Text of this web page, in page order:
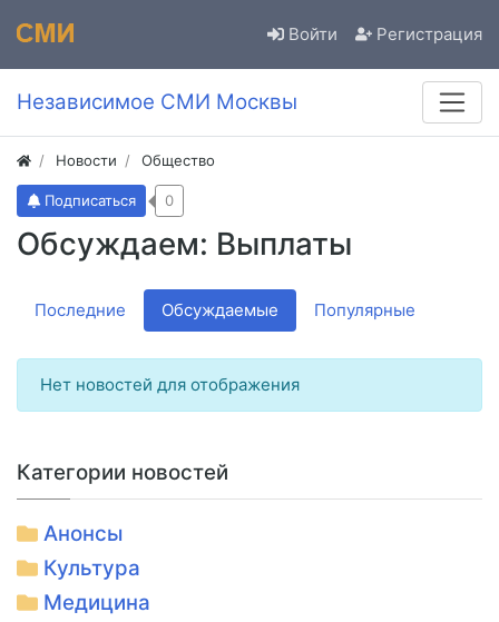
Войти Регистрация
Независимое СМИ Москвы
Новости Общество
Обсуждаем: Выплаты
Подписаться 0
Последние Обсуждаемые Популярные
Нет новостей для отображения
Категории новостей
Анонсы
Культура
Медицина